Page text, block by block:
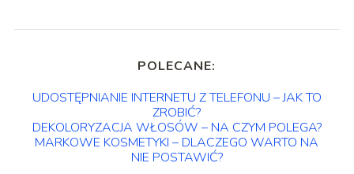
POLECANE:
UDOSTĘPNIANIE INTERNETU Z TELEFONU – JAK TO
ZROBIĆ?
DEKOLORYZACJA WŁOSÓW – NA CZYM POLEGA?
MARKOWE KOSMETYKI – DLACZEGO WARTO NA
NIE POSTAWIĆ?